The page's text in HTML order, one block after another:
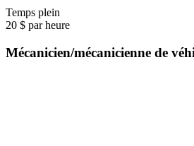
Temps plein
20 $ par heure
Mécanicien/mécanicienne de